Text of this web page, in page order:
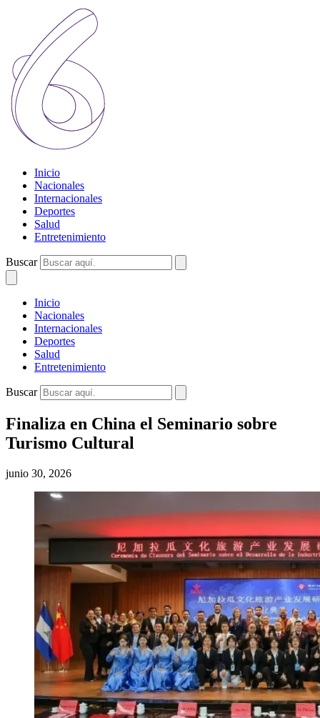
Inicio
Nacionales
Internacionales
Deportes
Salud
Entretenimiento
Buscar
Inicio
Nacionales
Internacionales
Deportes
Salud
Entretenimiento
Buscar
Finaliza en China el Seminario sobre
Turismo Cultural
junio 30, 2026